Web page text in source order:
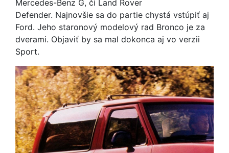
Mercedes-Benz G, či Land Rover
Defender. Najnovšie sa do partie chystá vstúpiť aj
Ford. Jeho staronový modelový rad Bronco je za
dverami. Objaviť by sa mal dokonca aj vo verzii
Sport.